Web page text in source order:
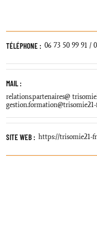
TÉLÉPHONE : 06 73 50 99 91 /
MAIL :
relations.partenaires@
gestion.formation@trisomie21-
SITE WEB : https://trisomie21-